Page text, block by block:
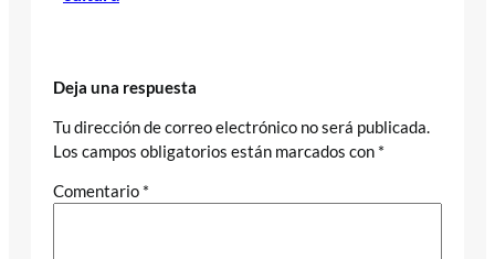
Deja una respuesta
Tu dirección de correo electrónico no será publicada.
Los campos obligatorios están marcados con *
Comentario *